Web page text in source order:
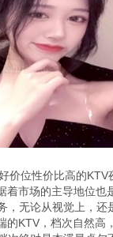
位性价比高的KTV
着市场的主导地位
，无论从视觉上，
的KTV，档次自然